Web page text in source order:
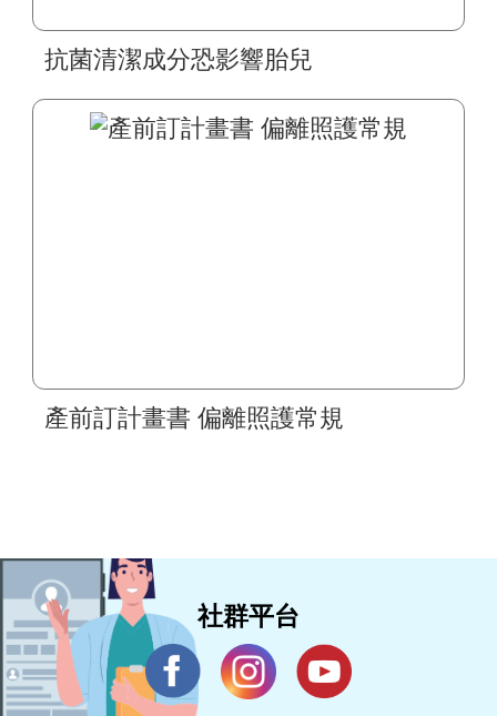
抗菌清潔成分恐影響胎兒
產前訂計畫書 偏離照護常規
社群平台